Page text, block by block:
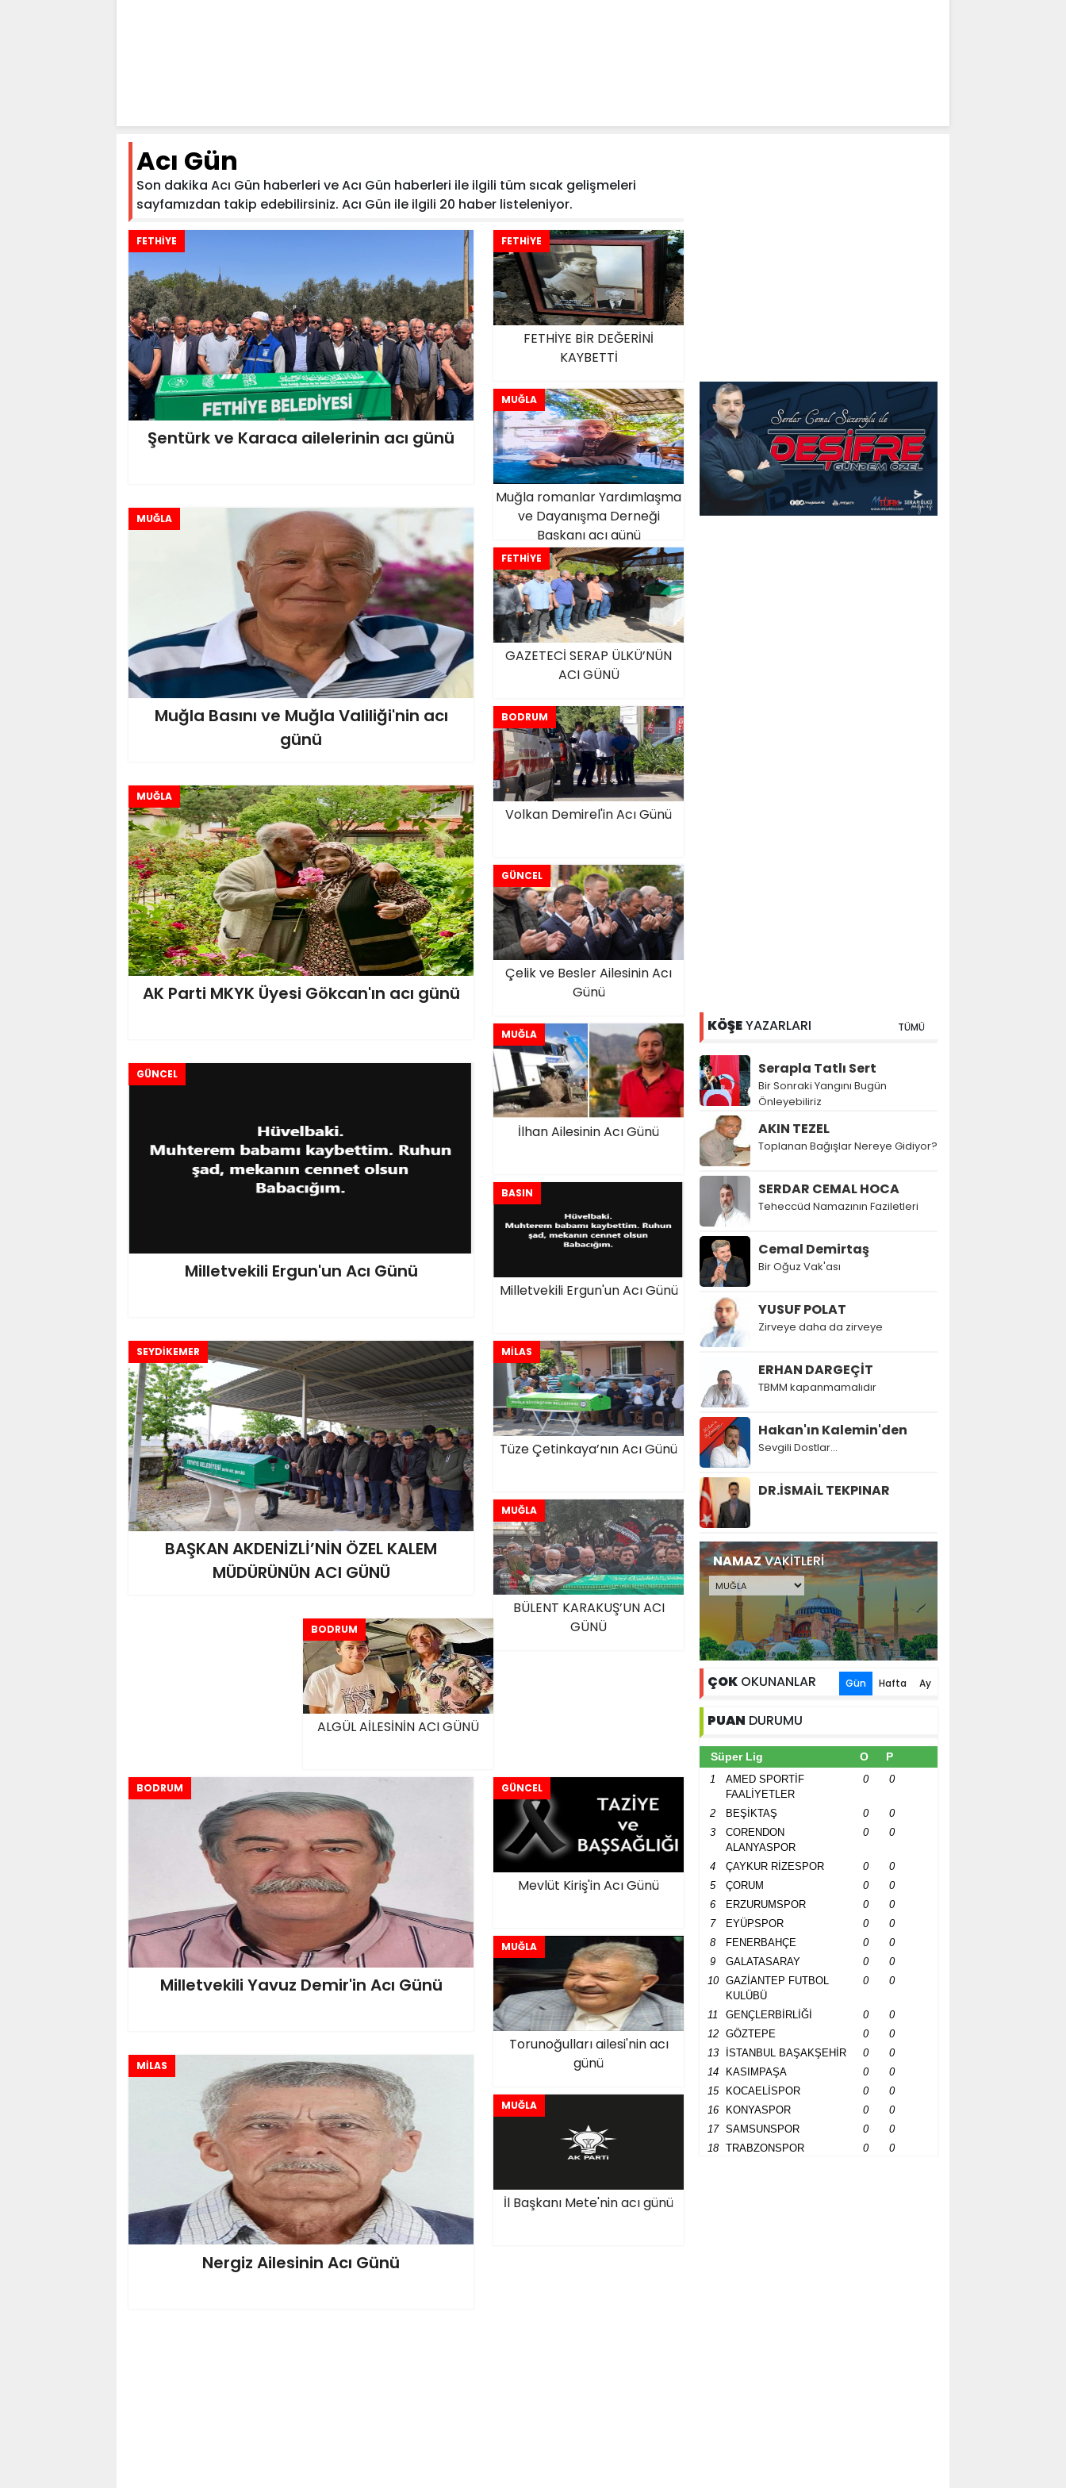
Acı Gün
Son dakika Acı Gün haberleri ve Acı Gün haberleri ile ilgili tüm sıcak gelişmeleri
sayfamızdan takip edebilirsiniz. Acı Gün ile ilgili 20 haber listeleniyor.
FETHİYE
Şentürk ve Karaca ailelerinin acı günü
FETHİYE
FETHİYE BİR DEĞERİNİ
KAYBETTİ
MUĞLA
Muğla romanlar Yardımlaşma
ve Dayanışma Derneği
Başkanı acı günü
MUĞLA
Muğla Basını ve Muğla Valiliği'nin acı
günü
FETHİYE
GAZETECİ SERAP ÜLKÜ’NÜN
ACI GÜNÜ
BODRUM
Volkan Demirel'in Acı Günü
MUĞLA
AK Parti MKYK Üyesi Gökcan'ın acı günü
GÜNCEL
Çelik ve Besler Ailesinin Acı
Günü
MUĞLA
İlhan Ailesinin Acı Günü
GÜNCEL
Milletvekili Ergun'un Acı Günü
BASIN
Milletvekili Ergun'un Acı Günü
MİLAS
Tüze Çetinkaya’nın Acı Günü
SEYDİKEMER
BAŞKAN AKDENİZLİ’NİN ÖZEL KALEM
MÜDÜRÜNÜN ACI GÜNÜ
MUĞLA
BÜLENT KARAKUŞ’UN ACI
GÜNÜ
BODRUM
ALGÜL AİLESİNİN ACI GÜNÜ
BODRUM
Milletvekili Yavuz Demir'in Acı Günü
GÜNCEL
Mevlüt Kiriş'in Acı Günü
MUĞLA
Torunoğulları ailesi'nin acı
günü
MİLAS
Nergiz Ailesinin Acı Günü
MUĞLA
İl Başkanı Mete'nin acı günü
KÖŞEYAZARLARI TÜMÜ
Serapla Tatlı Sert
Bir Sonraki Yangını Bugün
Önleyebiliriz
AKIN TEZEL
Toplanan Bağışlar Nereye Gidiyor?
SERDAR CEMAL HOCA
Teheccüd Namazının Faziletleri
Cemal Demirtaş
Bir Oğuz Vak'ası
YUSUF POLAT
Zirveye daha da zirveye
ERHAN DARGEÇİT
TBMM kapanmamalıdır
Hakan'ın Kalemin'den
Sevgili Dostlar...
DR.İSMAİL TEKPINAR
NAMAZVAKİTLERİ
ÇOK OKUNANLAR Gün Hafta Ay
PUAN DURUMU
Süper Lig O P
1
AMED SPORTİF
FAALİYETLER
0 0
2 BEŞİKTAŞ 0
0
3
CORENDON
ALANYASPOR
0 0
4 ÇAYKUR RİZESPOR 0
0
5
ÇORUM 0
0
6
ERZURUMSPOR 0
0
7
EYÜPSPOR 0
0
8
FENERBAHÇE 0
0
9
GALATASARAY 0
0
10
GAZİANTEP FUTBOL
KULÜBÜ
0 0
11 GENÇLERBİRLİĞİ 0
0
12
GÖZTEPE 0
0
13
İSTANBUL BAŞAKŞEHİR 0
0
14
KASIMPAŞA 0
0
15
KOCAELİSPOR 0
0
16
KONYASPOR 0
0
17
SAMSUNSPOR 0
0
18
TRABZONSPOR 0 0